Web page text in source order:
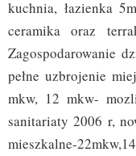
kuchnia, łazienka
ceramika oraz
Zagospodarowanie
pełne uzbrojenie
mkw, 12 mkw-
sanitariaty 2006 r,
mieszkalne-